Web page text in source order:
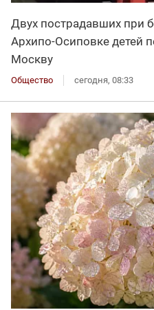
Двух пострадавших при
Архипо-Осиповке детей
Москву
Общество сегодня, 08:33